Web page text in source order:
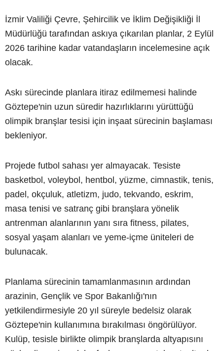
İzmir Valiliği Çevre, Şehircilik ve İklim Değişikliği İl
Müdürlüğü tarafından askıya çıkarılan planlar, 2 Eylül
2026 tarihine kadar vatandaşların incelemesine açık
olacak.
Askı sürecinde planlara itiraz edilmemesi halinde
Göztepe'nin uzun süredir hazırlıklarını yürüttüğü
olimpik branşlar tesisi için inşaat sürecinin başlaması
bekleniyor.
Projede futbol sahası yer almayacak. Tesiste
basketbol, voleybol, hentbol, yüzme, cimnastik, tenis,
padel, okçuluk, atletizm, judo, tekvando, eskrim,
masa tenisi ve satranç gibi branşlara yönelik
antrenman alanlarının yanı sıra fitness, pilates,
sosyal yaşam alanları ve yeme-içme üniteleri de
bulunacak.
Planlama sürecinin tamamlanmasının ardından
arazinin, Gençlik ve Spor Bakanlığı'nın
yetkilendirmesiyle 20 yıl süreyle bedelsiz olarak
Göztepe'nin kullanımına bırakılması öngörülüyor.
Kulüp, tesisle birlikte olimpik branşlarda altyapısını